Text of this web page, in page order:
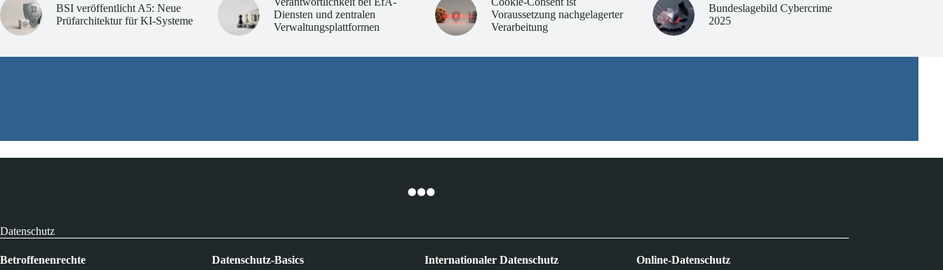
BSI veröffentlicht A5: Neue
Prüfarchitektur für KI-Systeme
Diensten und zentralen
Verwaltungsplattformen
Voraussetzung nachgelagerter
Verarbeitung
Bundeslagebild Cybercrime
2025
Datenschutz
Betroffenenrechte Datenschutz-Basics Internationaler Datenschutz Online-Datenschutz